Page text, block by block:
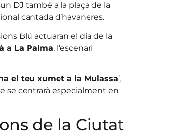
DJ també a la plaça de la
cantada d’havaneres.
Blú actuaran el dia de la
a La Palma, l’escenari
el teu xumet a la Mulassa‘,
se centrarà especialment en
de la Ciutat